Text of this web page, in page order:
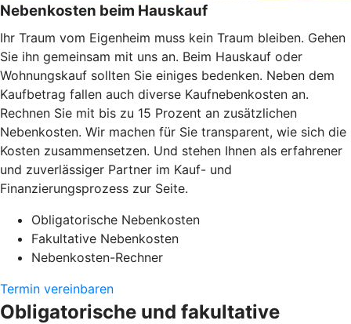
Nebenkosten beim Hauskauf
Ihr Traum vom Eigenheim muss kein Traum bleiben. Gehen
Sie ihn gemeinsam mit uns an. Beim Hauskauf oder
Wohnungskauf sollten Sie einiges bedenken. Neben dem
Kaufbetrag fallen auch diverse Kaufnebenkosten an.
Rechnen Sie mit bis zu 15 Prozent an zusätzlichen
Nebenkosten. Wir machen für Sie transparent, wie sich die
Kosten zusammensetzen. Und stehen Ihnen als erfahrener
und zuverlässiger Partner im Kauf- und
Finanzierungsprozess zur Seite.
Obligatorische Nebenkosten
Fakultative Nebenkosten
Nebenkosten-Rechner
Termin vereinbaren
Obligatorische und fakultative